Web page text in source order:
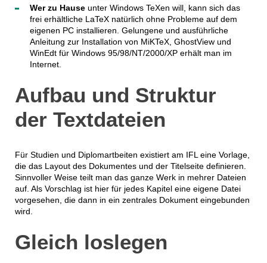
Wer zu Hause unter Windows TeXen will, kann sich das
frei erhältliche LaTeX natürlich ohne Probleme auf dem
eigenen PC installieren. Gelungene und ausführliche
Anleitung zur Installation von MiKTeX, GhostView und
WinEdt für Windows 95/98/NT/2000/XP erhält man im
Internet.
Aufbau und Struktur
der Textdateien
Für Studien und Diplomartbeiten existiert am IFL eine Vorlage,
die das Layout des Dokumentes und der Titelseite definieren.
Sinnvoller Weise teilt man das ganze Werk in mehrer Dateien
auf. Als Vorschlag ist hier für jedes Kapitel eine eigene Datei
vorgesehen, die dann in ein zentrales Dokument eingebunden
wird.
Gleich loslegen